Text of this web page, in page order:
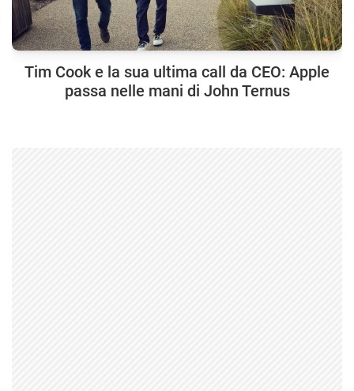
Tim Cook e la sua ultima call da CEO: Apple
passa nelle mani di John Ternus